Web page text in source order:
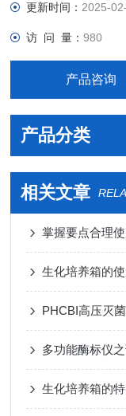
更新时间： 2025-
访 问 量：980
产品咨询
产品分类
相关文章
掌握要点合理
生化培养箱的
PHCBI高压灭
多功能酶标仪
生化培养箱的